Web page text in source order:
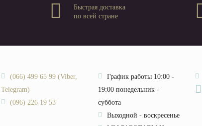
Быстрая доставка
по всей стране
(066) 499 65 99 (Viber,
Telegram)
(096) 226 19 53
График работы 10:00 -
19:00 понедельник -
суббота
Выходной - воскресенье